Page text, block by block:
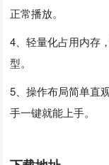
正常播放。
4、轻量化占用内存
型。
5、操作布局简单直
手一键就能上手。